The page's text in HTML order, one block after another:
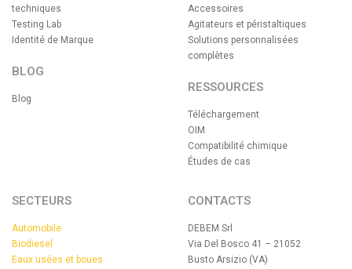
techniques
Testing Lab
Identité de Marque
BLOG
Blog
Accessoires
Agitateurs et péristaltiques
Solutions personnalisées
complètes
RESSOURCES
Téléchargement
OIM
Compatibilité chimique
Études de cas
SECTEURS
Automobile
Biodiesel
Eaux usées et boues
CONTACTS
DEBEM Srl
Via Del Bosco 41 – 21052
Busto Arsizio (VA)